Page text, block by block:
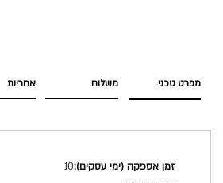
מפרט טכני
מפרט
10
משלוח אחריות